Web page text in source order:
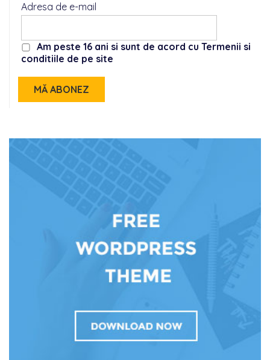
Adresa de e-mail
Am peste 16 ani si sunt de acord cu Termenii si
conditiile de pe site